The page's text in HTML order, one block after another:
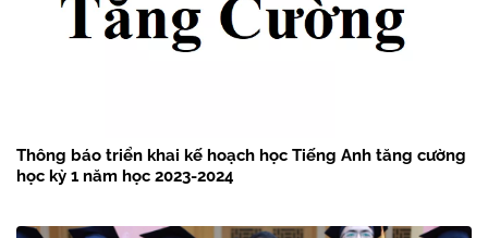
Thông báo triển khai kế hoạch học Tiếng Anh tăng cường
học kỳ 1 năm học 2023-2024